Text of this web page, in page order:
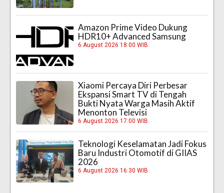
Amazon Prime Video Dukung
HDR10+ Advanced Samsung
6 August 2026 18:00 WIB
Xiaomi Percaya Diri Perbesar
Ekspansi Smart TV di Tengah
Bukti Nyata Warga Masih Aktif
Menonton Televisi
6 August 2026 17:00 WIB
Teknologi Keselamatan Jadi Fokus
Baru Industri Otomotif di GIIAS
2026
6 August 2026 16:30 WIB